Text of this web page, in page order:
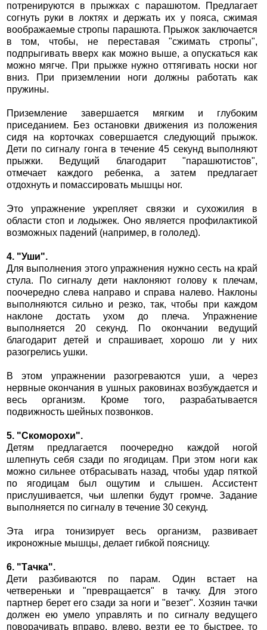
потренируются в прыжках с парашютом. Предлагает
согнуть руки в локтях и держать их у пояса, сжимая
воображаемые стропы парашюта. Прыжок заключается
в том, чтобы, не переставая "сжимать стропы",
подпрыгивать вверх как можно выше, а опускаться как
можно мягче. При прыжке нужно оттягивать носки ног
вниз. При приземлении ноги должны работать как
пружины.
Приземление завершается мягким и глубоким
приседанием. Без остановки движения из положения
сидя на корточках совершается следующий прыжок.
Дети по сигналу гонга в течение 45 секунд выполняют
прыжки. Ведущий благодарит "парашютистов",
отмечает каждого ребенка, а затем предлагает
отдохнуть и помассировать мышцы ног.
Это упражнение укрепляет связки и сухожилия в
области стоп и лодыжек. Оно является профилактикой
возможных падений (например, в гололед).
4. "Уши".
Для выполнения этого упражнения нужно сесть на край
стула. По сигналу дети наклоняют голову к плечам,
поочередно слева направо и справа налево. Наклоны
выполняются сильно и резко, так, чтобы при каждом
наклоне достать ухом до плеча. Упражнение
выполняется 20 секунд. По окончании ведущий
благодарит детей и спрашивает, хорошо ли у них
разогрелись ушки.
В этом упражнении разогреваются уши, а через
нервные окончания в ушных раковинах возбуждается и
весь организм. Кроме того, разрабатывается
подвижность шейных позвонков.
5. "Скоморохи".
Детям предлагается поочередно каждой ногой
шлепнуть себя сзади по ягодицам. При этом ноги как
можно сильнее отбрасывать назад, чтобы удар пяткой
по ягодицам был ощутим и слышен. Ассистент
прислушивается, чьи шлепки будут громче. Задание
выполняется по сигналу в течение 30 секунд.
Эта игра тонизирует весь организм, развивает
икроножные мышцы, делает гибкой поясницу.
6. "Тачка".
Дети разбиваются по парам. Один встает на
четвереньки и "превращается" в тачку. Для этого
партнер берет его сзади за ноги и "везет". Хозяин тачки
должен ею умело управлять и по сигналу ведущего
поворачивать вправо, влево, везти ее то быстрее, то